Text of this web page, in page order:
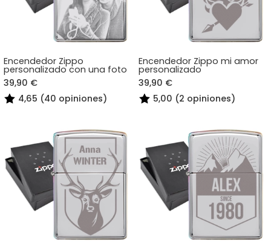
Encendedor Zippo
personalizado con una foto
39,90 €
4,65 (40 opiniones)
Encendedor Zippo mi amor
personalizado
39,90 €
5,00 (2 opiniones)